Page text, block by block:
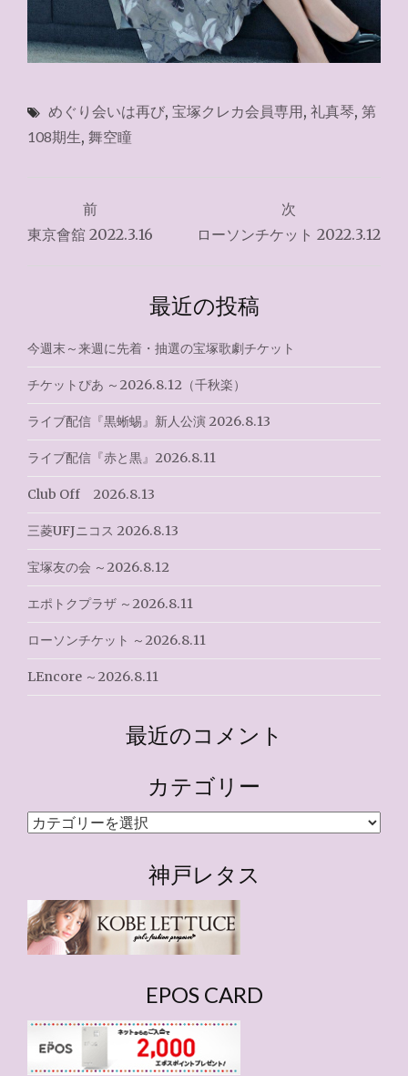
めぐり会いは再び, 宝塚クレカ会員専用, 礼真琴, 第
108期生, 舞空瞳
稿
ゲ
ー
シ
ョ
ン
前
東京會舘 2022.3.16
次
ローソンチケット 2022.3.12
最近の投稿
今週末～来週に先着・抽選の宝塚歌劇チケット
チケットぴあ ～2026.8.12（千秋楽）
ライブ配信『黒蜥蜴』新人公演 2026.8.13
ライブ配信『赤と黒』2026.8.11
Club Off 2026.8.13
三菱UFJニコス 2026.8.13
宝塚友の会 ～2026.8.12
エポトクプラザ ～2026.8.11
ローソンチケット ～2026.8.11
LEncore ～2026.8.11
最近のコメント
カテゴリー
カ
ー
神戸レタス
EPOS CARD